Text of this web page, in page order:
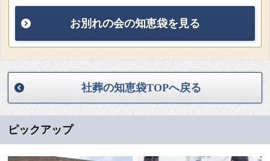
お別れの会の知恵袋を見る
社葬の知恵袋TOPへ戻る
ピックアップ